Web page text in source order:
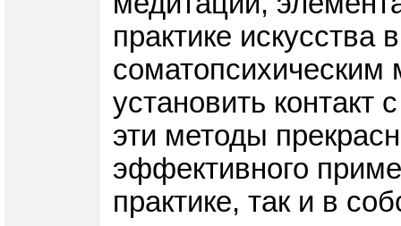
практике искусства
установить
эти методы
эффективного
практике, так и в